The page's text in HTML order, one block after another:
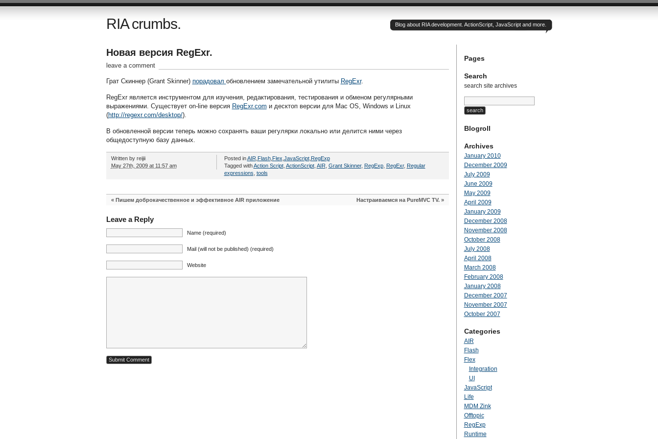
RIA crumbs. Blog about RIA development. ActionScript, JavaScript and more.
Новая версия RegExr.
leave a comment
Грат Скиннер (Grant Skinner) порадовал обновлением замечательной утилиты RegExr.
RegExr является инструментом для изучения, редактирования, тестирования и обменом регулярными
выражениями. Существует on-line версия RegExr.com и десктоп версии для Mac OS, Windows и Linux
(http://regexr.com/desktop/).
В обновленной версии теперь можно сохранять ваши регулярки локально или делится ними через
общедоступную базу данных.
Written by reijii
May 27th, 2009 at 11:57 am
Posted inAIR Flash, Flex JavaScript, RegExp
Tagged withAction Script, ActionScript, AIR Grant Skinner, RegExp, RegExr, Regular
expressions tools
« Пишем доброкачественное и эффективное AIR приложение Настраиваемся на PureMVC TV.»
Leave a Reply
Name (required)
Mail (will not be published) (required)
Website
Pages
Search
search site archives
Blogroll
Archives
January 2010
December 2009
July 2009
June 2009
May 2009
April 2009
January 2009
December 2008
November 2008
October 2008
July 2008
April 2008
March 2008
February 2008
January 2008
December 2007
November 2007
October 2007
Categories
AIR
Flash
Flex
Integration
UI
JavaScript
Life
MDM Zink
Offtopic
RegExp
Runtime